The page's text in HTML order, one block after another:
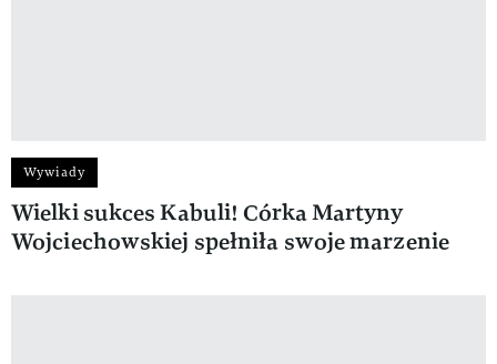
Wywiady
Wielki sukces Kabuli! Córka Martyny
Wojciechowskiej spełniła swoje marzenie